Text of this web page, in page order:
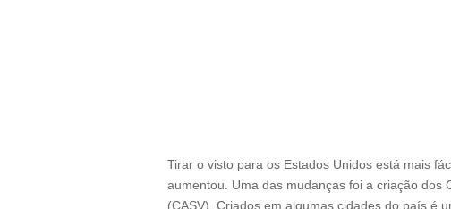
Tirar o visto para os Estados Unidos está mais
aumentou. Uma das mudanças foi a criação dos
(CASV). Criados em algumas cidades do país é